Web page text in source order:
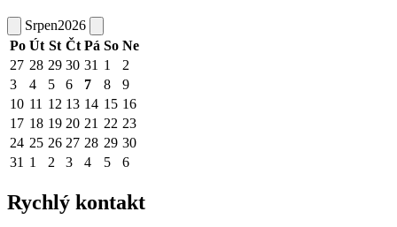
Srpen2026
Po Út St Čt Pá So Ne
27 28 29 30 31 1
2
3
4 5 6 7 8
9
10 11 12 13 14 15 16
17 18 19 20 21 22 23
24 25 26 27 28 29 30
31 1 2 3 4 5 6
Rychlý kontakt